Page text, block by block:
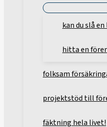
kan du slå
hitta en
folksam
projektstöd till
fäktning hela livet!